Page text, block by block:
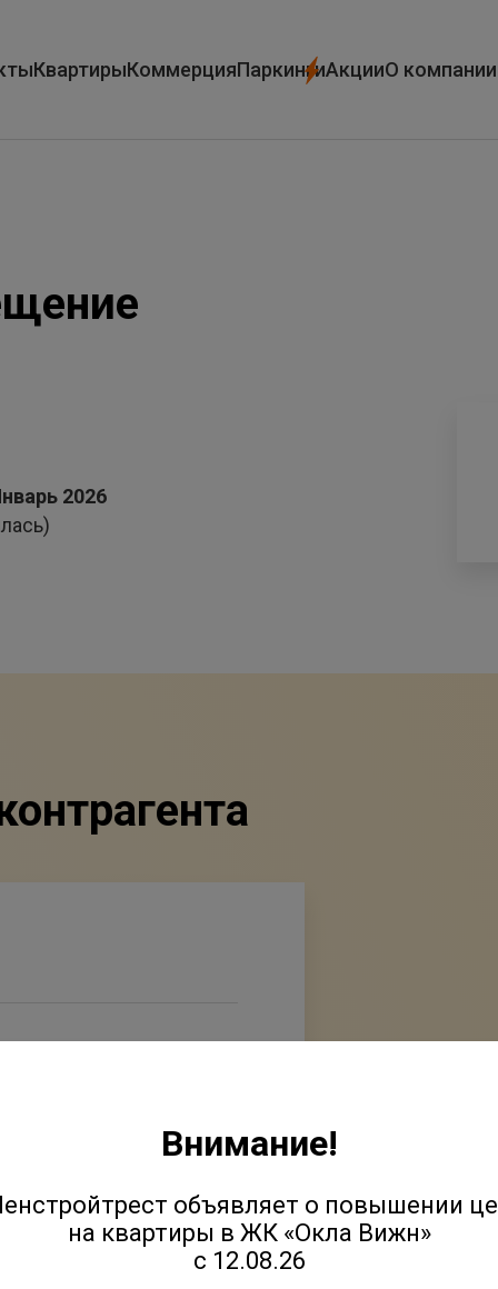
КвартирыКоммерцияПаркингиАкцииО компании
2026
квалификационная
Внимание!
объявляет о повышении
на квартиры в ЖК «Окла Вижн»
с 12.08.26